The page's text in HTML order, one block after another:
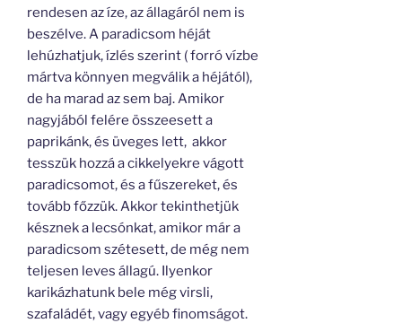
rendesen az íze, az állagáról nem is
beszélve. A paradicsom héját
lehúzhatjuk, ízlés szerint ( forró vízbe
mártva könnyen megválik a héjától),
de ha marad az sem baj. Amikor
nagyjából felére összeesett a
paprikánk, és üveges lett, akkor
tesszük hozzá a cikkelyekre vágott
paradicsomot, és a fűszereket, és
tovább főzzük. Akkor tekinthetjük
késznek a lecsónkat, amikor már a
paradicsom szétesett, de még nem
teljesen leves állagú. Ilyenkor
karikázhatunk bele még virsli,
szafaládét, vagy egyéb finomságot.